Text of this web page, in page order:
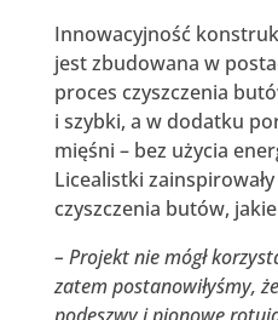
Innowacyjność
jest zbudowana w
proces czyszczenia
i szybki, a w dodatku
mięśni – bez użycia
Licealistki
czyszczenia butów,
– Projekt nie mógł
zatem postanowiłyśmy,